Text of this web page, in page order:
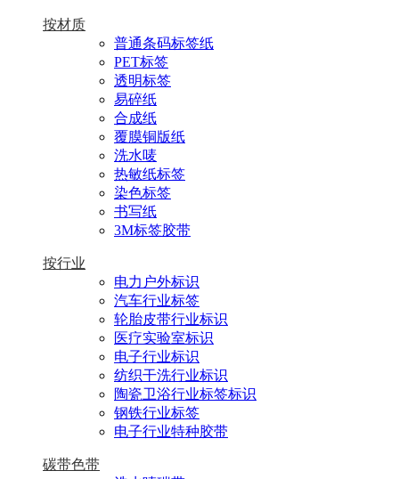
按材质
普通条码标签纸
PET标签
透明标签
易碎纸
合成纸
覆膜铜版纸
洗水唛
热敏纸标签
染色标签
书写纸
3M标签胶带
按行业
电力户外标识
汽车行业标签
轮胎皮带行业标识
医疗实验室标识
电子行业标识
纺织干洗行业标识
陶瓷卫浴行业标签标识
钢铁行业标签
电子行业特种胶带
碳带色带